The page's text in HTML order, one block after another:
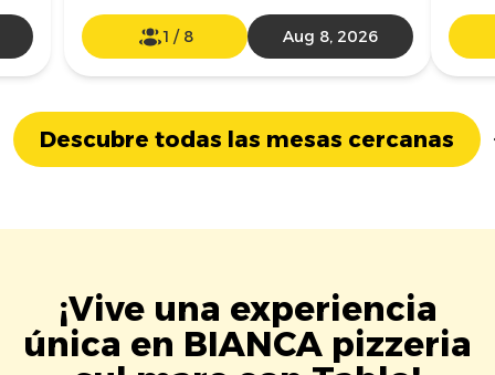
1 / 8 Aug 8, 2026
Descubre todas las mesas cercanas
¡Vive una experiencia
única en BIANCA pizzeria